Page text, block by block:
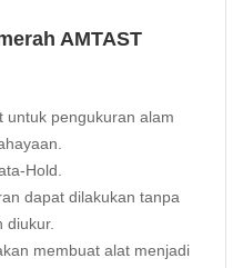
AMTAST
untuk pengukuran alam
Hold.
dapat dilakukan tanpa
diukur.
membuat alat menjadi